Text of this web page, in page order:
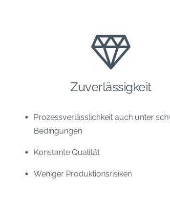
Zuverlässigkeit
Prozessverlässlichkeit auch unter
Bedingungen
Konstante Qualität
Weniger Produktionsrisiken